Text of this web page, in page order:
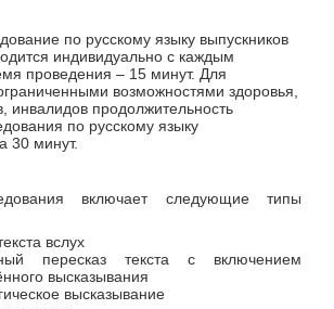
по русскому языку выпускников
индивидуально с каждым
проведения – 15 минут. Для
возможностями здоровья,
инвалидов продолжительность
по русскому языку
30 минут.
включает следующие типы
вслух
пересказ текста с включением
высказывания
высказывание